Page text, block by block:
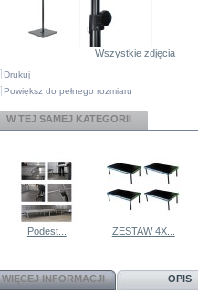
Wszystkie zdjęcia
Drukuj
Powiększ do pełnego rozmiaru
W TEJ SAMEJ KATEGORII
Podest... ZESTAW 4X...
WIĘCEJ INFORMACJI OPIS